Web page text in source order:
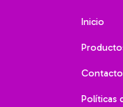
Inicio
Contacto
Políticas